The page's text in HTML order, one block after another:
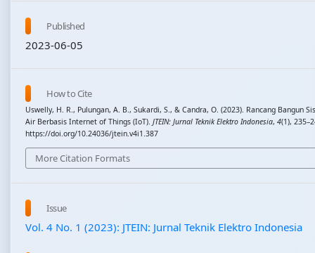
Published
2023-06-05
How to Cite
Uswelly, H. R., Pulungan, A. B., Sukardi, S., & Candra, O. (2023). Rancang Bangun
Air Berbasis Internet of Things (IoT). JTEIN: Jurnal Teknik Elektro Indonesia, 4(1),
https://doi.org/10.24036/jtein.v4i1.387
More Citation Formats
Issue
Vol. 4 No. 1 (2023): JTEIN: Jurnal Teknik Elektro Indonesia